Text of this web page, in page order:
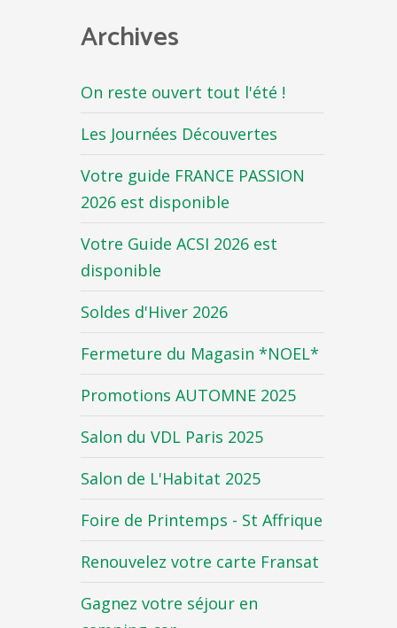
Archives
On reste ouvert tout l'été !
Les Journées Découvertes
Votre guide FRANCE PASSION
2026 est disponible
Votre Guide ACSI 2026 est
disponible
Soldes d'Hiver 2026
Fermeture du Magasin *NOEL*
Promotions AUTOMNE 2025
Salon du VDL Paris 2025
Salon de L'Habitat 2025
Foire de Printemps - St Affrique
Renouvelez votre carte Fransat
Gagnez votre séjour en